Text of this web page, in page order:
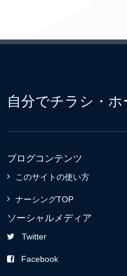
自分でチラシ・
ブログコンテンツ
このサイトの使い方
ナーシングTOP
ソーシャルメディア
Twitter
Facebook